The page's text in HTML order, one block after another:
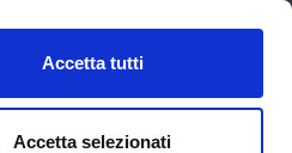
Accetta tutti
Accetta selezionati
CONTATTI URP SERVIZI ONLINE
FacebookTwitterInstagram
LinkedIn